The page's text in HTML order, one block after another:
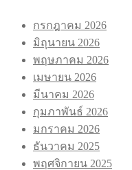
กรกฎาคม 2026
มิถุนายน 2026
พฤษภาคม 2026
เมษายน 2026
มีนาคม 2026
กุมภาพันธ์ 2026
มกราคม 2026
ธันวาคม 2025
พฤศจิกายน 2025